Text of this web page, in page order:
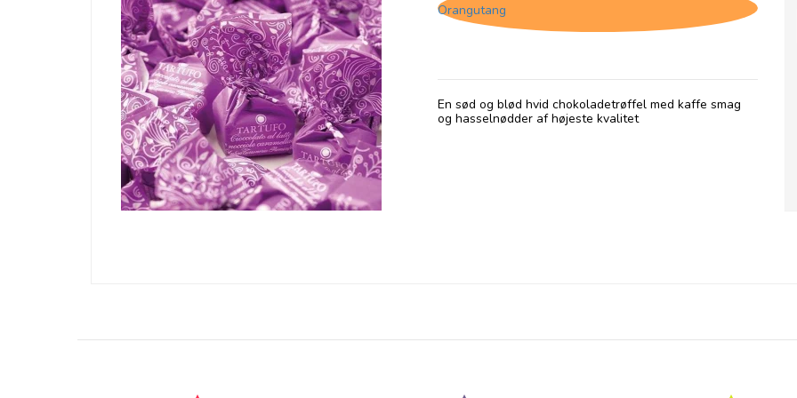
Orangutang
En sød og blød hvid chokoladetrøffel med kaffe smag
og hasselnødder af højeste kvalitet